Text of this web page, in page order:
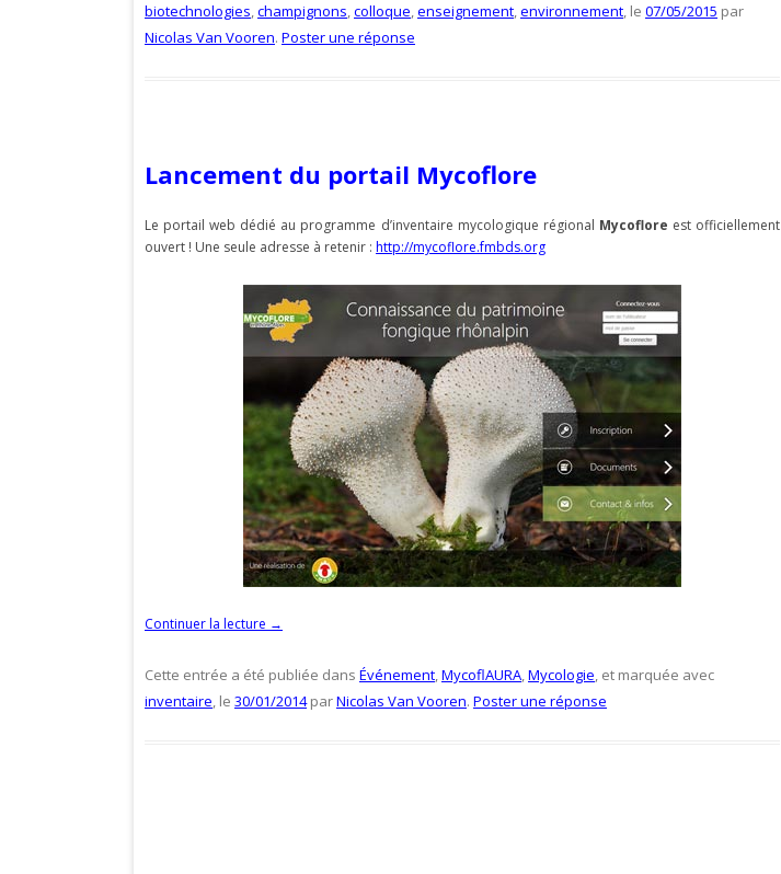
biotechnologies,champignons,colloque,enseignement,environnement, le 07/05/2015 par
Nicolas Van Vooren. Poster une réponse
Lancement du portail Mycoflore
Le portail web dédié au programme d’inventaire mycologique régional Mycoflore est officiellement
ouvert ! Une seule adresse à retenir : http://mycoflore.fmbds.org
Continuer la lecture →
Cette entrée a été publiée dans Événement,MycoflAURA,Mycologie, et marquée avec
inventaire, le 30/01/2014 parNicolas Van Vooren. Poster une réponse